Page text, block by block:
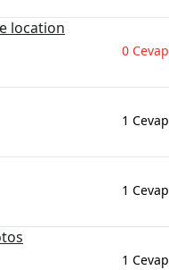
location
0 Cevap
1 Cevap
1 Cevap
1 Cevap